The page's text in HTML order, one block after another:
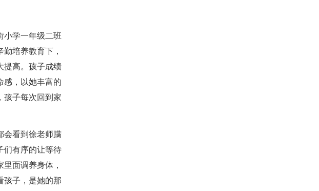
小学一年级二班
培养教育下，
提高。孩子成绩
感，以她丰富的
孩子每次回到家
会看到徐老师蹒
们有序的让等待
面调养身体，
孩子，是她的那